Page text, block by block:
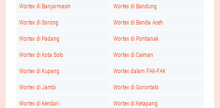
Wortex di Banjarmasin Wortex di Bandung
Wortex di Sorong Wortex di Banda Aceh
Wortex di Padang Wortex di Pontianak
Wortex di Kota Solo Wortex di Caiman
Wortex di Kupang Wortex dalam FAK-FAK
Wortex di Jambi Wortex di Gorontalo
Wortex di Kendari Wortex di Ketapang